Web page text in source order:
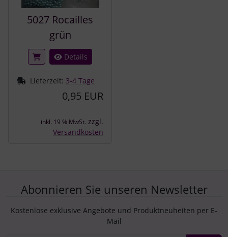
5027 Rocailles
grün
Details
Lieferzeit: 3-4 Tage
0,95 EUR
inkl. 19 % MwSt. zzgl.
Versandkosten
Abonnieren Sie unseren Newsletter
Kostenlose exklusive Angebote und Produktneuheiten per E-
Mail